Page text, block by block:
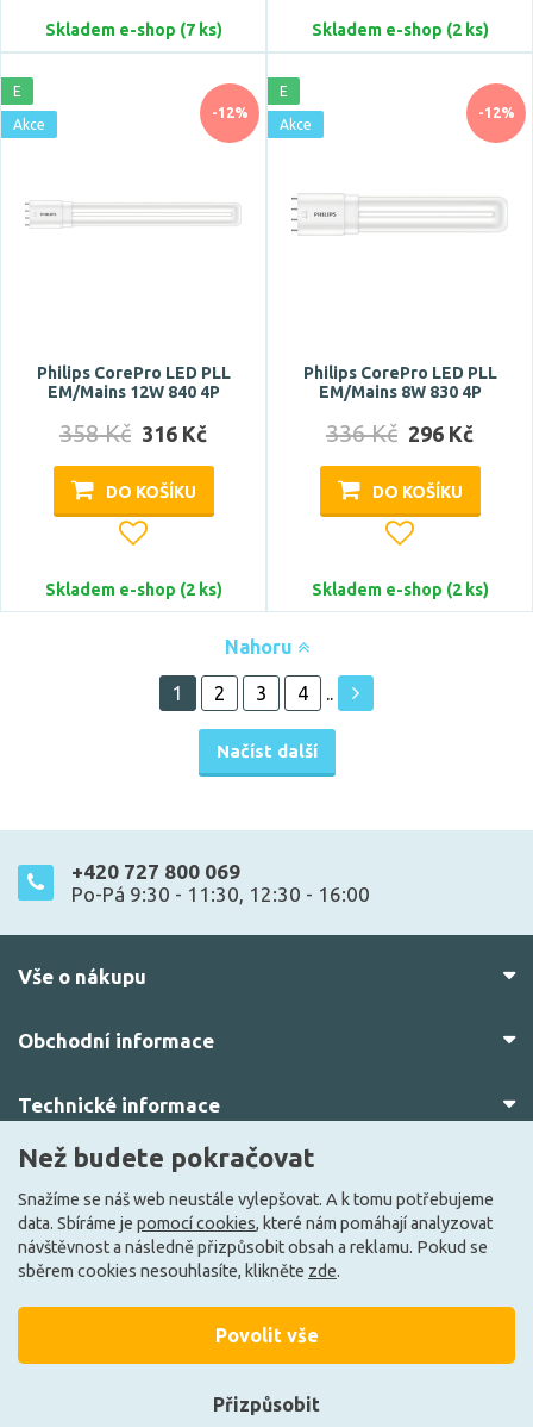
Skladem e-shop (7 ks) Skladem e-shop (2 ks)
-12%
E
Akce
Philips CorePro LED PLL
EM/Mains 12W 840 4P
358 Kč 316 Kč
DO KOŠÍKU
Skladem e-shop (2 ks)
-12%
E
Akce
Philips CorePro LED PLL
EM/Mains 8W 830 4P
336 Kč 296 Kč
DO KOŠÍKU
Skladem e-shop (2 ks)
Nahoru
Načíst další
1 2 3 4 ..
+420 727 800 069
Po-Pá 9:30 - 11:30, 12:30 - 16:00
Vše o nákupu
Obchodní informace
Technické informace
O nás
© 2010–2026 Všechna práva vyhrazena.
Než budete pokračovat
Snažíme se náš web neustále vylepšovat. A k tomu potřebujeme
data. Sbíráme je pomocí cookies, které nám pomáhají analyzovat
návštěvnost a následně přizpůsobit obsah a reklamu. Pokud se
sběrem cookies nesouhlasíte, klikněte zde.
Přizpůsobit
Povolit vše